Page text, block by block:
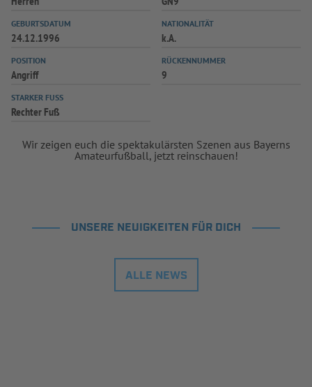
SPIELPLUS
GEBURTSDATUM
24.12.1996
NATIONALITÄT
k.A.
POSITION
Angriff
RÜCKENNUMMER
9
STARKER FUSS
Rechter Fuß
Wir zeigen euch die spektakulärsten Szenen aus Bayerns
Amateurfußball, jetzt reinschauen!
UNSERE NEUIGKEITEN FÜR DICH
ALLE NEWS